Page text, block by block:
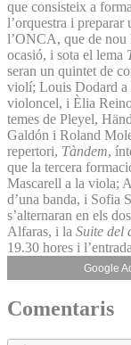
que consisteix a
l’orquestra i preparar
l’ONCA, que de nou
ocasió, i sota el lema
seran un quintet de
violí; Louis Dodard a
violoncel, i Èlia
temes de Pleyel,
Galdón i Roland
repertori, Tàndem,
que la tercera
Mascarell a la viola;
d’una banda, i Sofia
s’alternaran en els
Alfaras, i la Suite del
19.30 hores i
Google
Comentaris